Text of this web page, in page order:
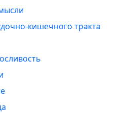
кишечного тракта